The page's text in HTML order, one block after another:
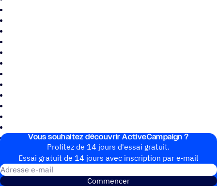
Vous souhai­tez découvrir ActiveCampaign ?
Profitez de 14 jours d'essai gratuit.
Essai gratuit de 14 jours avec inscrip­tion par e‑mail
Commencer